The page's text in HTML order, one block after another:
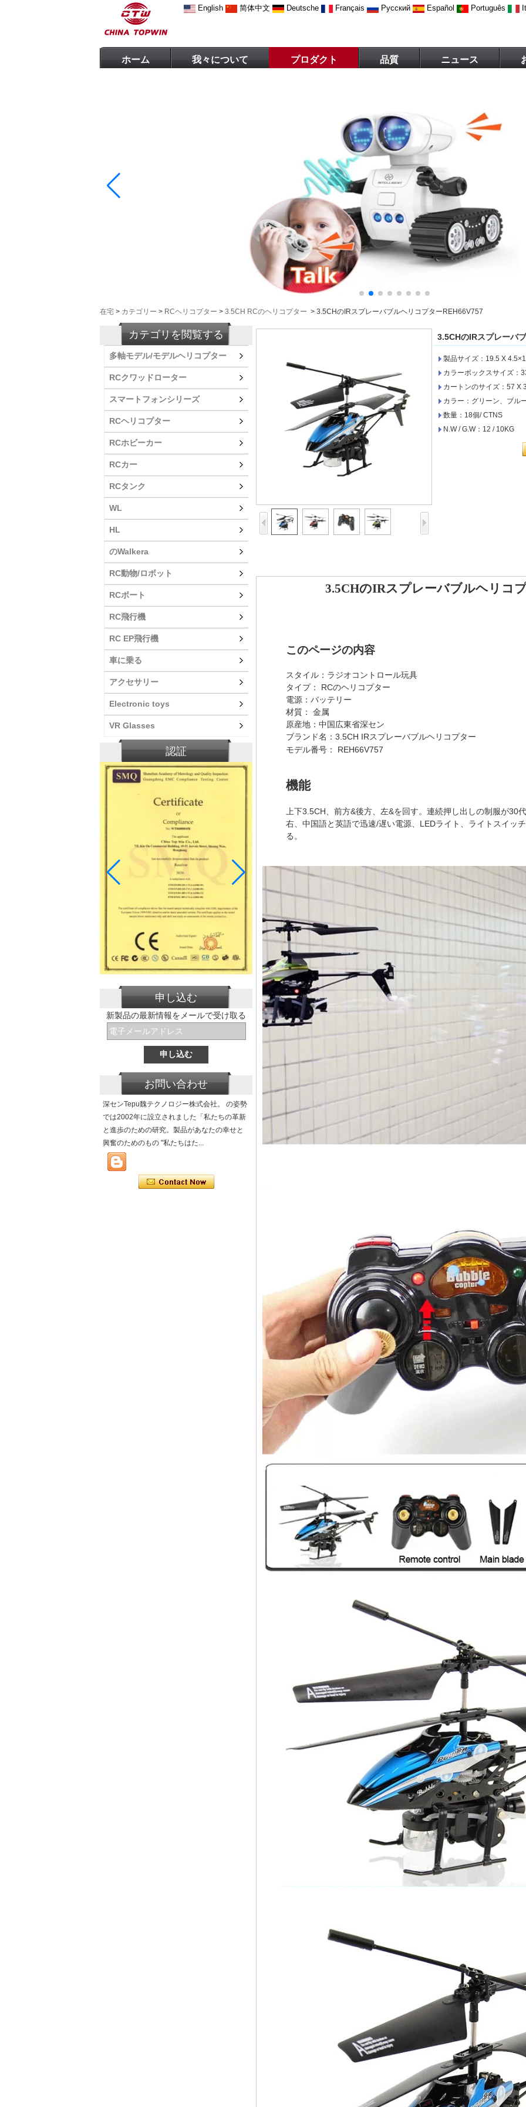
English 简体中文 Deutsche Français Русский Español Português
ホーム 我々について プロダクト 品質 ニュース
在宅 > カテゴリー > RCヘリコプター > 3.5CH RCのヘリコプター > 3.5CHのIRスプレーバブルヘリコプターREH66V757
カテゴリを閲覧する
多軸モデル/モデルヘリコプター
RCクワッドローター
スマートフォンシリーズ
RCヘリコプター
RCホビーカー
RCカー
RCタンク
WL
HL
のWalkera
RC動物/ロボット
RCボート
RC飛行機
RC EP飛行機
車に乗る
アクセサリー
Electronic toys
VR Glasses
認証
申し込む
新製品の最新情報をメールで受け取る
お問い合わせ
深センTepu魏テクノロジー株式会社。 の姿勢
では2002年に設立されました「私たちの革新
と進歩のための研究。製品があなたの幸せと
興奮のためのもの "私たちはた...
3.5CHのIRスプレーバ
製品サイズ：19.5 X
カラーボックスサイズ：
カートンのサイズ：57 X
カラー：グリーン、ブル
数量：18個/ CTNS
N.W / G.W：12 / 10KG
3.5CHのIRスプレーバブルヘリコ
このページの内容
スタイル：ラジオコントロール玩具
タイプ： RCのヘリコプター
電源：バッテリー
材質：
金属
原産地：中国広東省深セン
ブランド名：3.5CH IRスプレーバブルヘリコプター
モデル番号：
REH66V757
機能
上下3.5CH、前方&後方、左&を回す。連続押し出しの制服が30
右、中国語と英語で迅速/遅い電源、LEDライト、ライトスイッ
る。